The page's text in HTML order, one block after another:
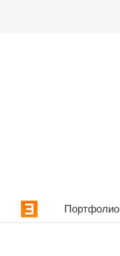
Портфолио